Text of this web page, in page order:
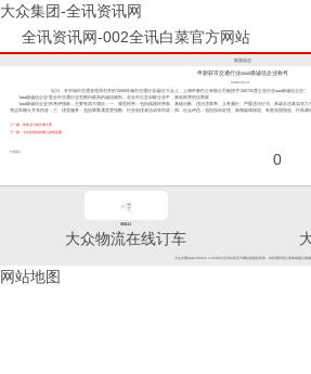
大众集团-全讯资讯网
全讯资讯网-002全讯白菜官方网站
集团动态
申新获市交通行业aaa级诚信企业称号
2008-05-21
近日，在市城市交通管理局召开的“2008年城市交通行业诚信”大会上，上海申新巴士有限公司被授予“2007年度公交行业aaa级诚信企业”。
“aaa级诚信企业”是全市交通行业范围内最高的诚信级别。在全市公交43家企业中，获此殊荣的仅两家。
“aaa级诚信企业”的考评指标，主要有四大项目：一、规范经营：包括线路经营权、基础台帐、违法违章率、义务履行、严重违法行为、承诺合法真实等六
营运车辆火灾等内容；三、优质服务：包括乘客满意度指数、行业创优者活动等内容；四、社会评估：包括投诉处理、新闻媒体报道、有责负面报道、行风测
上一篇：申新员工赈灾显大爱
下一篇：大众租赁款款爱心真情流露
分享到： 0
96811
大众物流在线订车
大众交通(www.96822.com)002全讯白菜官方网站的版权所有，未经授权禁止复制或建立镜像
网站地图